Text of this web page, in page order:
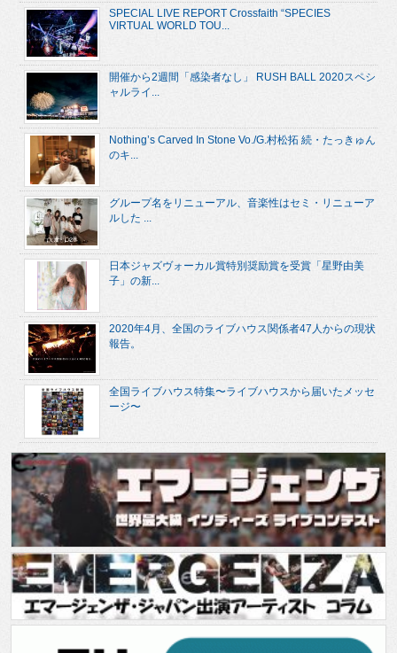
SPECIAL LIVE REPORT Crossfaith “SPECIES
VIRTUAL WORLD TOU...
開催から2週間「感染者なし」 RUSH BALL 2020スペシ
ャルライ...
Nothing’s Carved In Stone Vo./G.村松拓 続・たっきゅん
のキ...
グループ名をリニューアル、音楽性はセミ・リニューア
ルした ...
日本ジャズヴォーカル賞特別奨励賞を受賞「星野由美
子」の新...
2020年4月、全国のライブハウス関係者47人からの現状
報告。
全国ライブハウス特集〜ライブハウスから届いたメッセ
ージ〜